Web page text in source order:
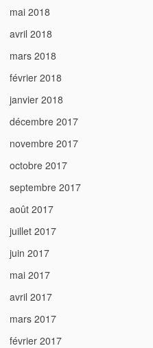
mai 2018
avril 2018
mars 2018
février 2018
janvier 2018
décembre 2017
novembre 2017
octobre 2017
septembre 2017
août 2017
juillet 2017
juin 2017
mai 2017
avril 2017
mars 2017
février 2017